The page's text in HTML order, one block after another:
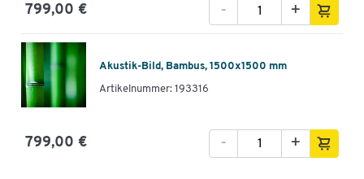
799,00 € +
-
Akustik-Bild, Bambus, 1500x1500 mm
Artikelnummer: 193316
799,00 € +
-